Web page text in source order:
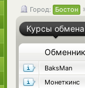
Город: Бостон
Курсы обмена
Обменник
BaksMan
Монеткинс